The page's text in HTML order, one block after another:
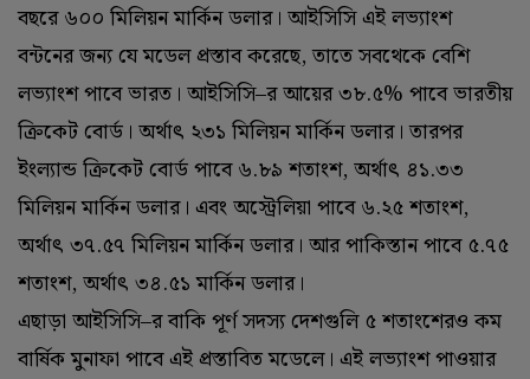
বছরে ৬০০ মিলিয়ন মার্কিন ডলার। আইসিসি এই লভ্যাংশ
বন্টনের জন্য যে মডেল প্রস্তাব করেছে, তাতে সবথেকে বেশি
লভ্যাংশ পাবে ভারত। আইসিসি–র আয়ের ৩৮.৫% পাবে ভারতীয়
ক্রিকেট বোর্ড। অর্থাৎ ২৩১ মিলিয়ন মার্কিন ডলার। তারপর
ইংল্যান্ড ক্রিকেট বোর্ড পাবে ৬.‌৮৯ শতাংশ, অর্থাৎ ৪১.‌৩৩
মিলিয়ন মার্কিন ডলার। এবং অস্ট্রেলিয়া পাবে ৬.‌২৫ শতাংশ,
অর্থাৎ ৩৭.৫৭ মিলিয়ন মার্কিন ডলার। আর পাকিস্তান পাবে ৫.‌৭৫
শতাংশ, অর্থাৎ ৩৪.৫১ মার্কিন ডলার।
এছাড়া আইসিসি–র বাকি পূর্ণ সদস্য দেশগুলি ৫ শতাংশেরও কম
বার্ষিক মুনাফা পাবে এই প্রস্তাবিত মডেলে। এই লভ্যাংশ পাওয়ার